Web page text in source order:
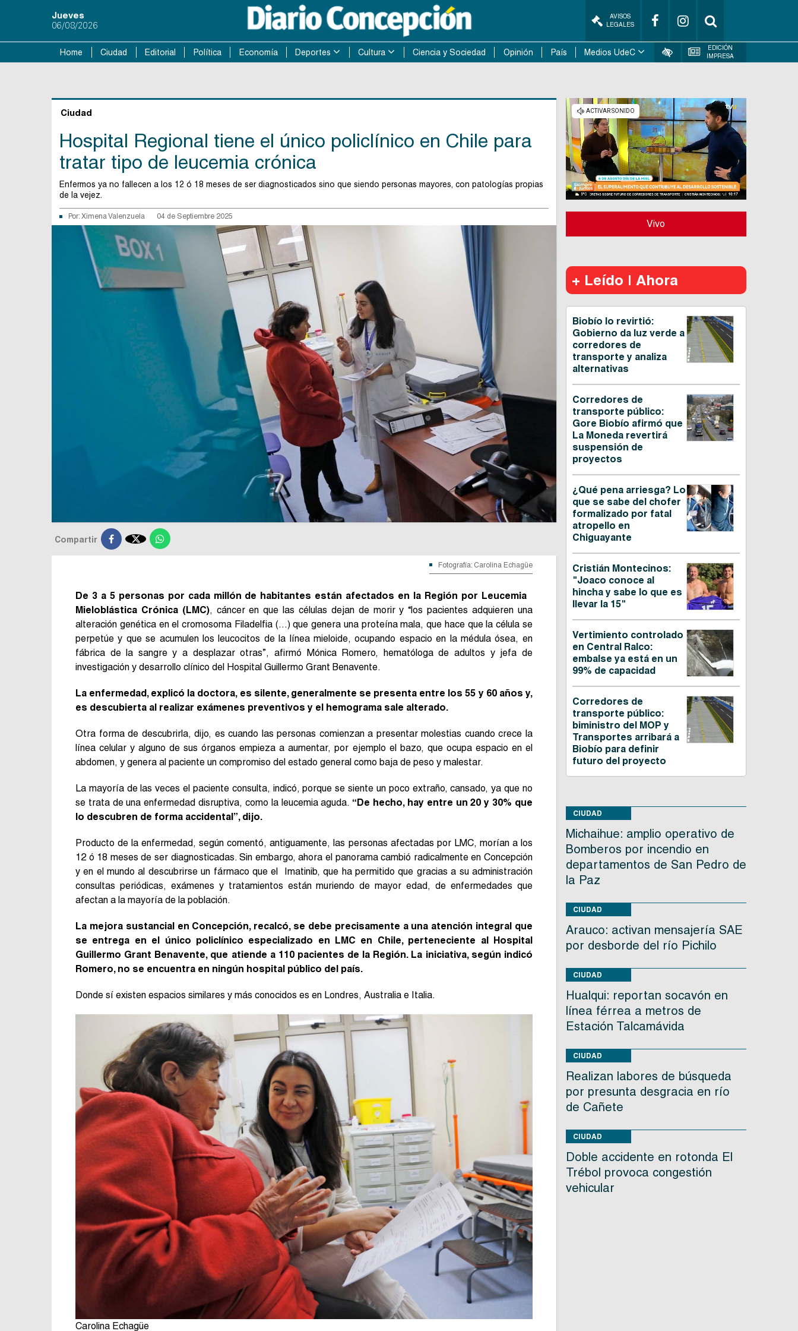
Jueves
06/08/2026
AVISOS
LEGALES
Home Ciudad Editorial Política Economía Deportes Cultura Ciencia y Sociedad Opinión País Medios UdeC
EDICIÓN
IMPRESA
Ciudad
Hospital Regional tiene el único policlínico en Chile para
tratar tipo de leucemia crónica
Enfermos ya no fallecen a los 12 ó 18 meses de ser diagnosticados sino que siendo personas mayores, con patologías propias
de la vejez.
Por: Ximena Valenzuela 04 de Septiembre 2025
Compartir 
Fotografía: Carolina Echagüe
De 3 a 5 personas por cada millón de habitantes están afectados en la Región por Leucemia
Mieloblástica Crónica (LMC), cáncer en que las células dejan de morir y “los pacientes adquieren una
alteración genética en el cromosoma Filadelfia (…) que genera una proteína mala, que hace que la célula se
perpetúe y que se acumulen los leucocitos de la línea mieloide, ocupando espacio en la médula ósea, en
fábrica de la sangre y a desplazar otras”, afirmó Mónica Romero, hematóloga de adultos y jefa de
investigación y desarrollo clínico del Hospital Guillermo Grant Benavente.
La enfermedad, explicó la doctora, es silente, generalmente se presenta entre los 55 y 60 años y,
es descubierta al realizar exámenes preventivos y el hemograma sale alterado.
Otra forma de descubrirla, dijo, es cuando las personas comienzan a presentar molestias cuando crece la
línea celular y alguno de sus órganos empieza a aumentar, por ejemplo el bazo, que ocupa espacio en el
abdomen, y genera al paciente un compromiso del estado general como baja de peso y malestar.
La mayoría de las veces el paciente consulta, indicó, porque se siente un poco extraño, cansado, ya que no
se trata de una enfermedad disruptiva, como la leucemia aguda. “De hecho, hay entre un 20 y 30% que
lo descubren de forma accidental”, dijo.
Producto de la enfermedad, según comentó, antiguamente, las personas afectadas por LMC, morían a los
12 ó 18 meses de ser diagnosticadas. Sin embargo, ahora el panorama cambió radicalmente en Concepción
y en el mundo al descubrirse un fármaco que el Imatinib, que ha permitido que gracias a su administración
consultas periódicas, exámenes y tratamientos están muriendo de mayor edad, de enfermedades que
afectan a la mayoría de la población.
La mejora sustancial en Concepción, recalcó, se debe precisamente a una atención integral que
se entrega en el único policlínico especializado en LMC en Chile, perteneciente al Hospital
Guillermo Grant Benavente, que atiende a 110 pacientes de la Región. La iniciativa, según indicó
Romero, no se encuentra en ningún hospital público del país.
Donde sí existen espacios similares y más conocidos es en Londres, Australia e Italia.
Carolina Echagüe
Vivo
+ Leído | Ahora
Biobío lo revirtió:
Gobierno da luz verde a
corredores de
transporte y analiza
alternativas
Corredores de
transporte público:
Gore Biobío afirmó que
La Moneda revertirá
suspensión de
proyectos
¿Qué pena arriesga? Lo
que se sabe del chofer
formalizado por fatal
atropello en
Chiguayante
Cristián Montecinos:
"Joaco conoce al
hincha y sabe lo que es
llevar la 15"
Vertimiento controlado
en Central Ralco:
embalse ya está en un
99% de capacidad
Corredores de
transporte público:
biministro del MOP y
Transportes arribará a
Biobío para definir
futuro del proyecto
CIUDAD
Michaihue: amplio operativo de
Bomberos por incendio en
departamentos de San Pedro de
la Paz
CIUDAD
Arauco: activan mensajería SAE
por desborde del río Pichilo
CIUDAD
Hualqui: reportan socavón en
línea férrea a metros de
Estación Talcamávida
CIUDAD
Realizan labores de búsqueda
por presunta desgracia en río
de Cañete
CIUDAD
Doble accidente en rotonda El
Trébol provoca congestión
vehicular